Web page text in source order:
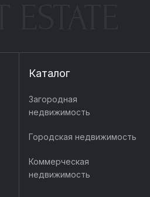
Каталог
Загородная
недвижимость
Городская недвижимость
Коммерческая
недвижимость